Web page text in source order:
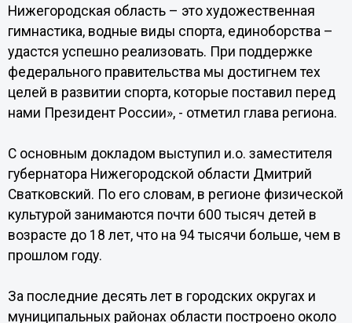
Нижегородская область – это художественная
гимнастика, водные виды спорта, единоборства –
удастся успешно реализовать. При поддержке
федерального правительства мы достигнем тех
целей в развитии спорта, которые поставил перед
нами Президент России», - отметил глава региона.
С основным докладом выступил и.о. заместителя
губернатора Нижегородской области Дмитрий
Сватковский. По его словам, в регионе физической
культурой занимаются почти 600 тысяч детей в
возрасте до 18 лет, что на 94 тысячи больше, чем в
прошлом году.
За последние десять лет в городских округах и
муниципальных районах области построено около